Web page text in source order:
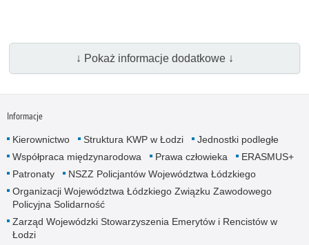
↓ Pokaż informacje dodatkowe ↓
Informacje
Kierownictwo Struktura KWP w Łodzi
Jednostki podległe
Współpraca międzynarodowa
Prawa człowieka
ERASMUS+
Patronaty
NSZZ Policjantów Województwa Łódzkiego
Organizacji Województwa Łódzkiego Związku Zawodowego
Policyjna Solidarność
Zarząd Wojewódzki Stowarzyszenia Emerytów i Rencistów w
Łodzi